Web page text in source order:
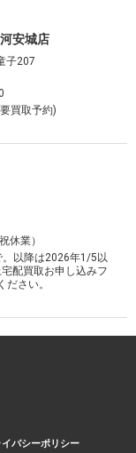
安城店
子207
買取予約)
休業）
以降は2026年1/5以
配買取お申し込みフ
ださい。
イバシーポリシー